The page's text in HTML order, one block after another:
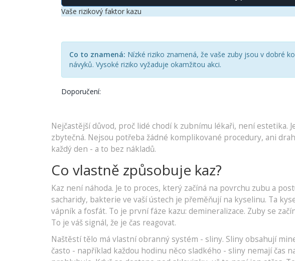
Vaše rizikový faktor kazu
Co to znamená: Nízké riziko znamená, že vaše zuby jsou v dobré
návyků. Vysoké riziko vyžaduje okamžitou akci.
Doporučení:
Nejčastější důvod, proč lidé chodí k zubnímu lékaři, není estetika.
zbytečná. Nejsou potřeba žádné komplikované procedury, ani
každý den - a to bez nákladů.
Co vlastně způsobuje kaz?
Kaz není náhoda. Je to proces, který začíná na povrchu zubu a
sacharidy, bakterie ve vaší ústech je přeměňují na kyselinu. Ta
vápník a fosfát. To je první fáze kazu: demineralizace. Zuby se
To je váš signál, že je čas reagovat.
Naštěstí tělo má vlastní obranný systém - sliny. Sliny obsahují
často - například každou hodinu něco sladkého - sliny nemají čas